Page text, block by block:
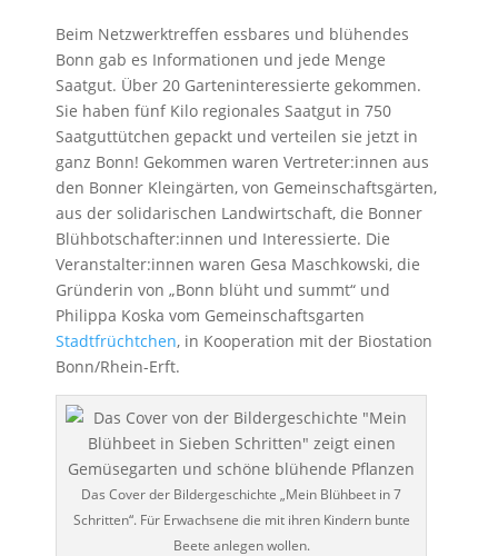
Beim Netzwerktreffen essbares und blühendes
Bonn gab es Informationen und jede Menge
Saatgut. Über 20 Garteninteressierte gekommen.
Sie haben fünf Kilo regionales Saatgut in 750
Saatguttütchen gepackt und verteilen sie jetzt in
ganz Bonn! Gekommen waren Vertreter:innen aus
den Bonner Kleingärten, von Gemeinschaftsgärten,
aus der solidarischen Landwirtschaft, die Bonner
Blühbotschafter:innen und Interessierte. Die
Veranstalter:innen waren Gesa Maschkowski, die
Gründerin von „Bonn blüht und summt“ und
Philippa Koska vom Gemeinschaftsgarten
Stadtfrüchtchen, in Kooperation mit der Biostation
Bonn/Rhein-Erft.
Das Cover der Bildergeschichte „Mein Blühbeet in 7
Schritten“. Für Erwachsene die mit ihren Kindern bunte
Beete anlegen wollen.